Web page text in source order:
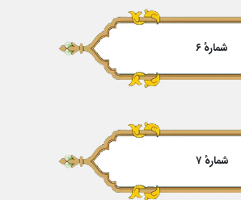
شمارهٔ ۶
شمارهٔ ۷